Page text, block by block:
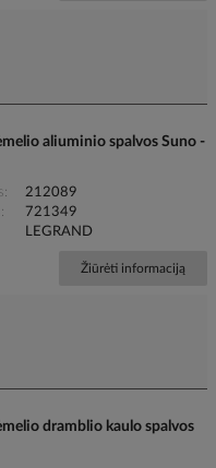
aliuminio spalvos Suno -
212089
721349
LEGRAND
Žiūrėti informaciją
dramblio kaulo spalvos